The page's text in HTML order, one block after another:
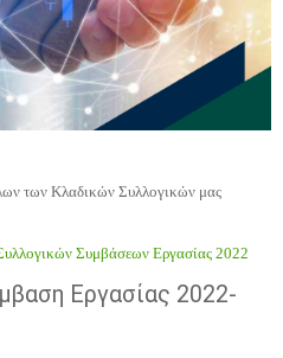
των Κλαδικών Συλλογικών μας
Συμβάσεων Εργασίας 2022
Εργασίας 2022-